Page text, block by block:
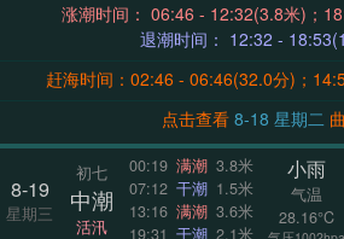
涨潮时间： 06:46 - 12:32(3.8
退潮时间： 12:32 -
赶海时间：02:46 - 06:46(32.0分)；
点击查看
8-18 星期二
8-19
星期三
初七
中潮
活汛
00:19 满潮 3.8米
07:12 干潮 1.5米
13:16 满潮 3.6米
19:31 干潮 2.1米
小雨
气温
28.16°C